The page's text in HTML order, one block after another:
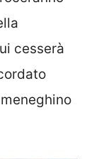
cesserà